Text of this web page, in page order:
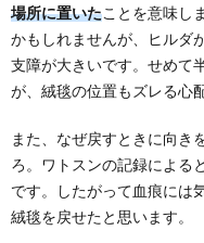
場所に置いたことを意味し
かもしれませんが、ヒルダ
支障が大きいです。せめて
が、絨毯の位置もズレる心
また、なぜ戻すときに向き
ろ。ワトスンの記録によると
です。したがって血痕には
絨毯を戻せたと思います。